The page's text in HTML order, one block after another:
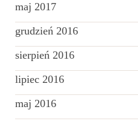
maj 2017
grudzień 2016
sierpień 2016
lipiec 2016
maj 2016